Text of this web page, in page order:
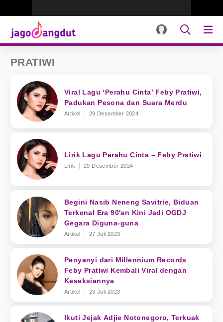
PRATIWI
Viral Lagu ‘Perahu Cinta’ Feby Pratiwi,
Padukan Pesona dan Suara Merdu
Artikel 29 Desember 2024
Lirik Lagu Perahu Cinta – Feby Pratiwi
Lirik 29 Desember 2024
Begini Nasib Neneng Savitrie, Biduan
Terkenal Era 90'an Kini Jadi OGDJ
Gegara Diguna-guna
Artikel 27 Juli 2023
Penyanyi dari Millennium Records
Feby Pratiwi Kembali Viral dengan
Keseksiannya
Artikel 23 Juli 2023
Ikuti Jejak Adjie Notonegoro, Terkuak